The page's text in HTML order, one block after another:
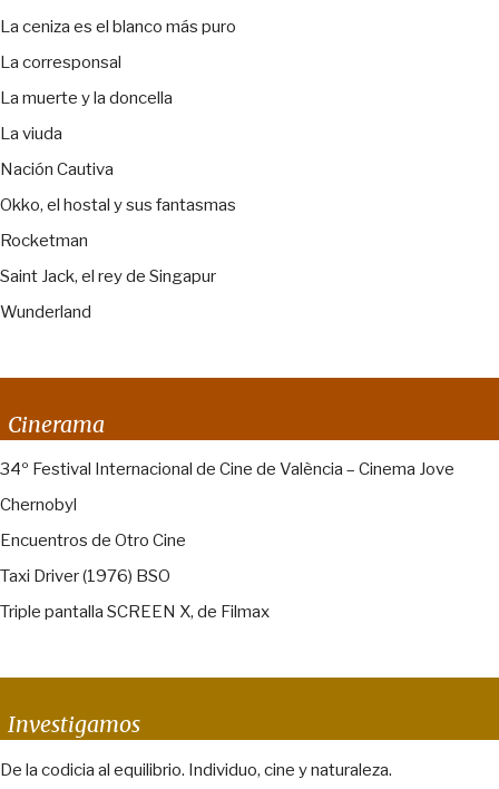
La ceniza es el blanco más puro
La corresponsal
La muerte y la doncella
La viuda
Nación Cautiva
Okko, el hostal y sus fantasmas
Rocketman
Saint Jack, el rey de Singapur
Wunderland
Cinerama
34º Festival Internacional de Cine de València – Cinema Jove
Chernobyl
Encuentros de Otro Cine
Taxi Driver (1976) BSO
Triple pantalla SCREEN X, de Filmax
Investigamos
De la codicia al equilibrio. Individuo, cine y naturaleza.